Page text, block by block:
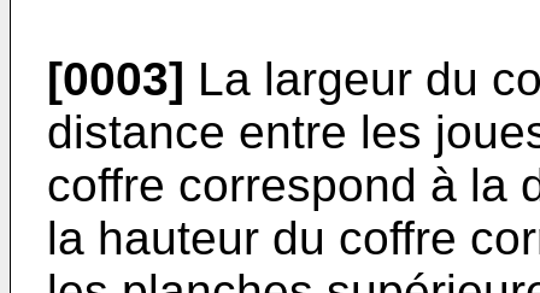
[0003] La largeur du
distance entre les
coffre correspond à la
la hauteur du coffre